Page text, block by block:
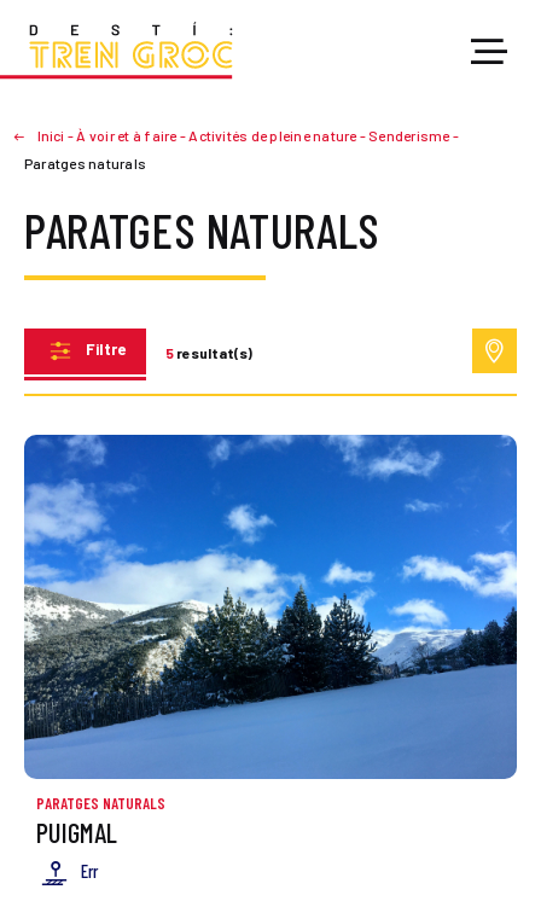
Inici -À voir et à faire-Activités de pleine nature-Senderisme-
Paratges naturals
PARATGES NATURALS
Filtre 5 resultat(s)
PARATGES NATURALS
PUIGMAL
Err